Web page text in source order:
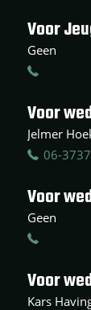
Voor
Geen
Voor
Jelmer
06-
Voor
Geen
Voor
Kars